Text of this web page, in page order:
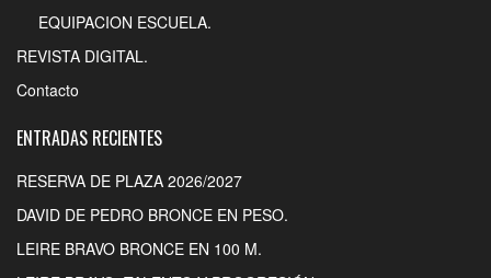
EQUIPACION ESCUELA.
REVISTA DIGITAL.
Contacto
ENTRADAS RECIENTES
RESERVA DE PLAZA 2026/2027
DAVID DE PEDRO BRONCE EN PESO.
LEIRE BRAVO BRONCE EN 100 M.